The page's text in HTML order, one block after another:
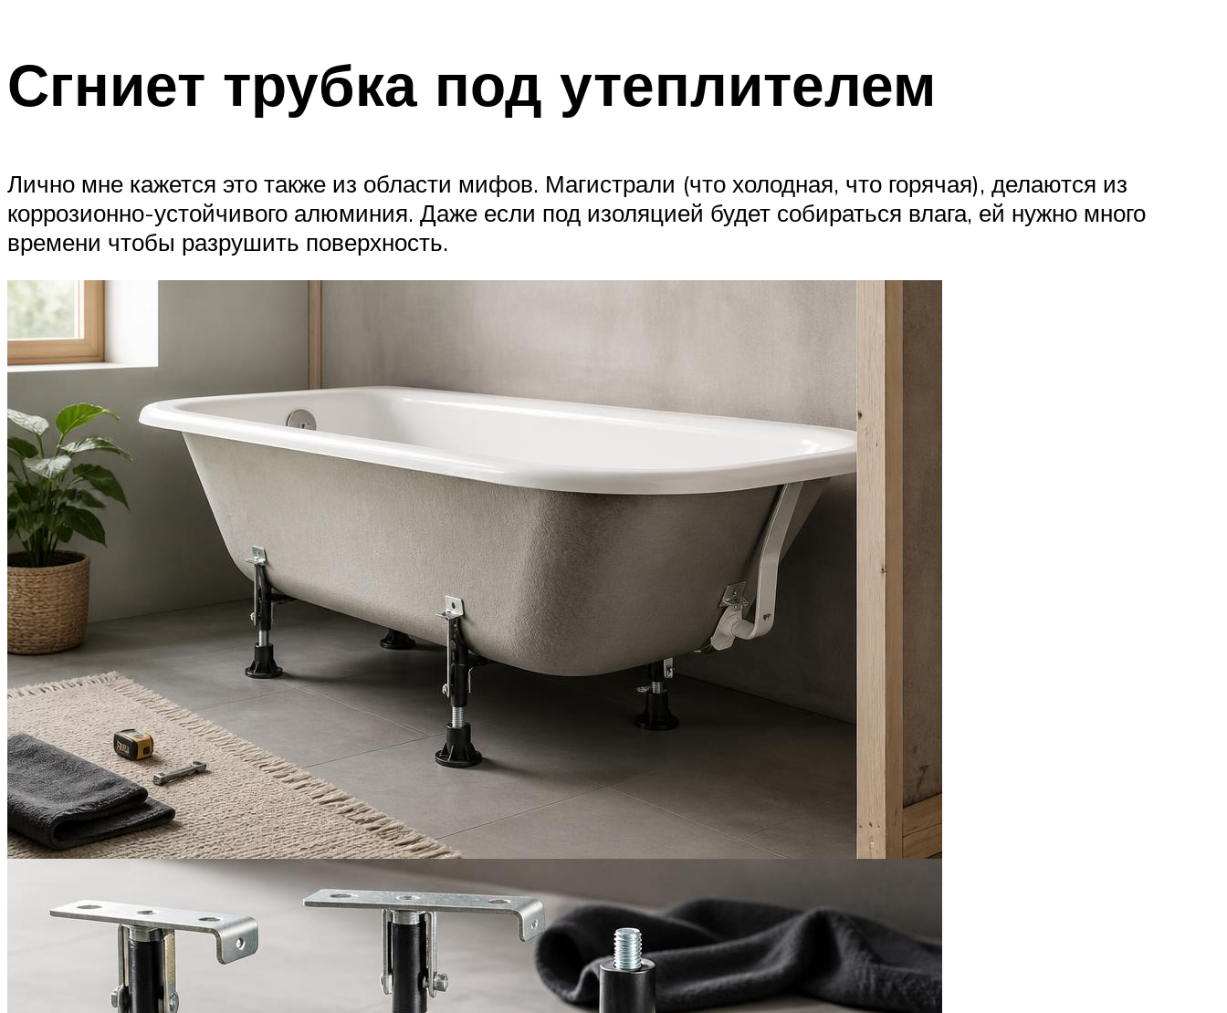
Сгниет трубка под утеплителем
Лично мне кажется это также из области мифов. Магистрали (что холодная, что горячая), делаются из
коррозионно-устойчивого алюминия. Даже если под изоляцией будет собираться влага, ей нужно много
времени чтобы разрушить поверхность.